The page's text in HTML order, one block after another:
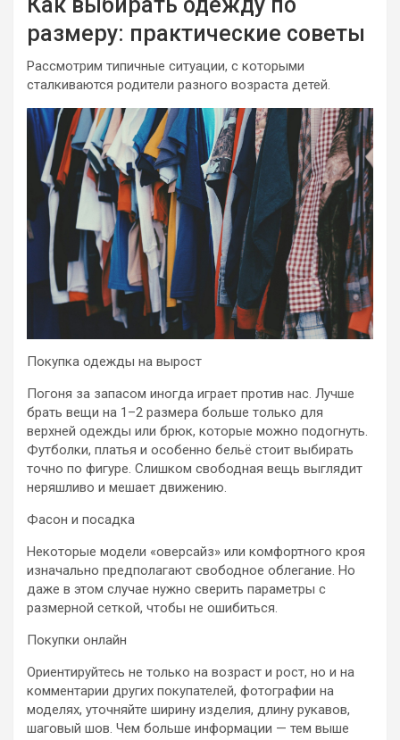
размеру: практические советы
Рассмотрим типичные ситуации, с которыми
сталкиваются родители разного возраста детей.
Покупка одежды на вырост
Погоня за запасом иногда играет против нас. Лучше
брать вещи на 1–2 размера больше только для
верхней одежды или брюк, которые можно подогнуть.
Футболки, платья и особенно бельё стоит выбирать
точно по фигуре. Слишком свободная вещь выглядит
неряшливо и мешает движению.
Фасон и посадка
Некоторые модели «оверсайз» или комфортного кроя
изначально предполагают свободное облегание. Но
даже в этом случае нужно сверить параметры с
размерной сеткой, чтобы не ошибиться.
Покупки онлайн
Ориентируйтесь не только на возраст и рост, но и на
комментарии других покупателей, фотографии на
моделях, уточняйте ширину изделия, длину рукавов,
шаговый шов. Чем больше информации — тем выше